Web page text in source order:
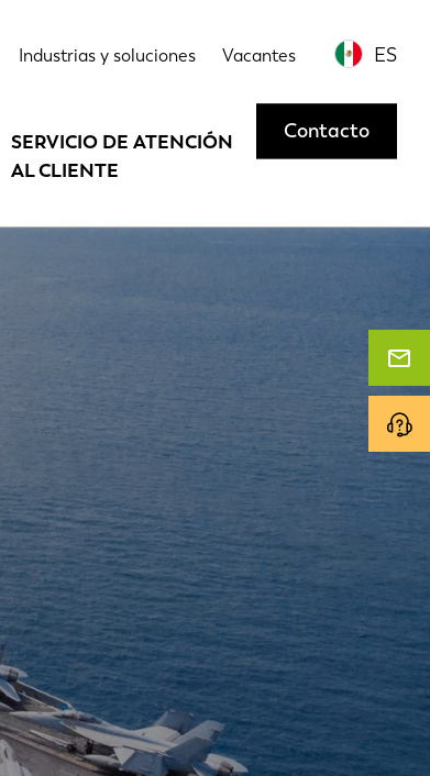
Industrias y soluciones Vacantes ES
SERVICIO DE ATENCIÓN
AL CLIENTE
Contacto